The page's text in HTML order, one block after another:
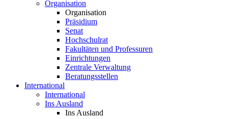
Organisation
Organisation
Präsidium
Senat
Hochschulrat
Fakultäten und Professuren
Einrichtungen
Zentrale Verwaltung
Beratungsstellen
International
International
Ins Ausland
Ins Ausland